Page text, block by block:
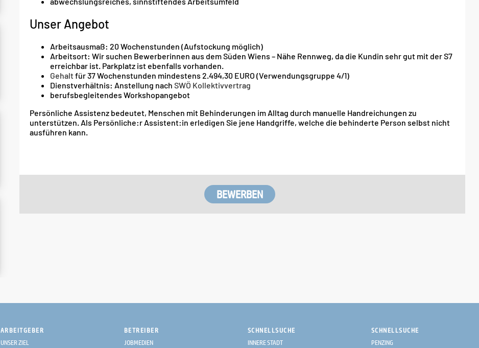
Unser Angebot
Arbeitsausmaß: 20 Wochenstunden (Aufstockung möglich)
Arbeitsort: Wir suchen Bewerberinnen aus dem Süden Wiens – Nähe Rennweg, da die Kundin sehr gut mit der S7
erreichbar ist. Parkplatz ist ebenfalls vorhanden.
Gehaltfür 37 Wochenstunden mindestens 2.494,30 EURO (Verwendungsgruppe 4/1)
Dienstverhältnis: Anstellung nach SWÖ Kollektivvertrag
berufsbegleitendes Workshopangebot
Persönliche Assistenz bedeutet, Menschen mit Behinderungen im Alltag durch manuelle Handreichungen zu
unterstützen. Als Persönliche:r Assistent:in erledigen Sie jene Handgriffe, welche die behinderte Person selbst nicht
ausführen kann.
ARBEITGEBER
UNSER ZIEL
BETREIBER
JOBMEDIEN
SCHNELLSUCHE
INNERE STADT
SCHNELLSUCHE
PENZING